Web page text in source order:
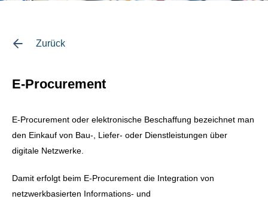
Zurück
E-Procurement
E-Procurement oder elektronische Beschaffung bezeichnet man
den Einkauf von Bau-, Liefer- oder Dienstleistungen über
digitale Netzwerke.
Damit erfolgt beim E-Procurement die Integration von
netzwerkbasierten Informations- und